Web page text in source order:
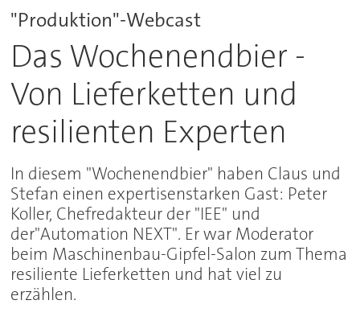
"Produktion"-Webcast
Das Wochenendbier -
Von Lieferketten und
resilienten Experten
In diesem "Wochenendbier" haben Claus und
Stefan einen expertisenstarken Gast: Peter
Koller, Chefredakteur der "IEE" und
der"Automation NEXT". Er war Moderator
beim Maschinenbau-Gipfel-Salon zum Thema
resiliente Lieferketten und hat viel zu
erzählen.